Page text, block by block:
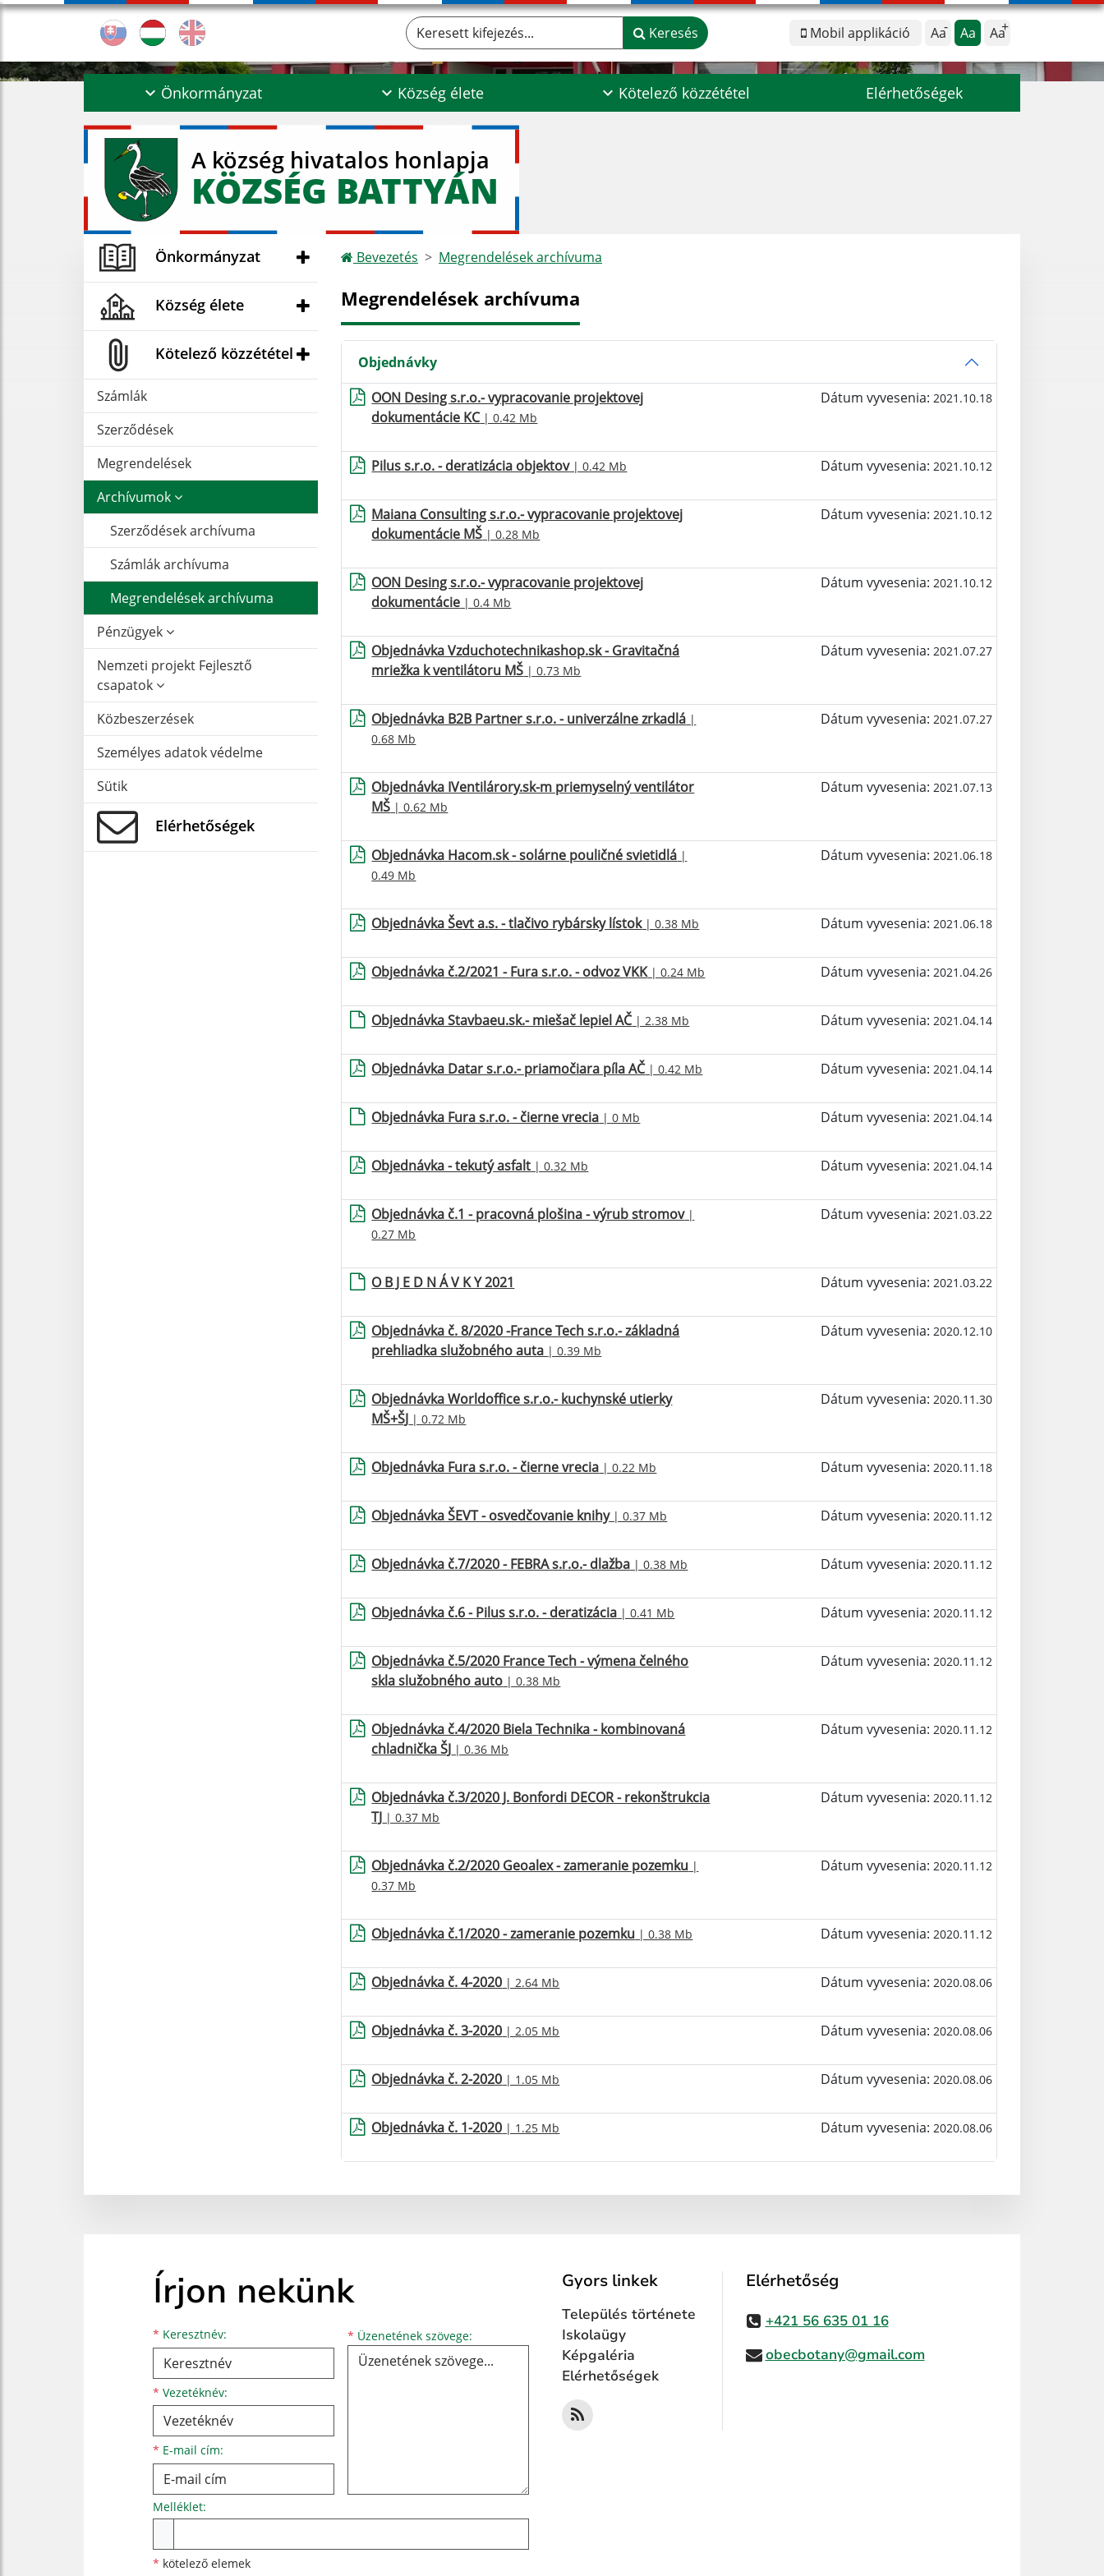
Mobil applikáció Aa Aa Aa
Keresett kifejezés... Keresés
Önkormányzat Község élete Kötelező közzététel Elérhetőségek
A község hivatalos honlapja
KÖZSÉG BATTYÁN
Önkormányzat
Község élete
Kötelező közzététel
Számlák
Szerződések
Megrendelések
Archívumok
Szerződések archívuma
Számlák archívuma
Megrendelések archívuma
Pénzügyek
Nemzeti projekt Fejlesztő
csapatok
Közbeszerzések
Személyes adatok védelme
Sütik
Elérhetőségek
Bevezetés Megrendelések archívuma
Megrendelések archívuma
Objednávky
OON Desing s.r.o.- vypracovanie projektovej
dokumentácie KC| 0.42 Mb
Dátum vyvesenia: 2021.10.18
Pilus s.r.o. - deratizácia objektov| 0.42 Mb Dátum vyvesenia: 2021.10.12
Maiana Consulting s.r.o.- vypracovanie projektovej
dokumentácie MŠ | 0.28 Mb
Dátum vyvesenia: 2021.10.12
OON Desing s.r.o.- vypracovanie projektovej
dokumentácie | 0.4 Mb
Dátum vyvesenia: 2021.10.12
Objednávka Vzduchotechnikashop.sk - Gravitačná
mriežka k ventilátoru MŠ | 0.73 Mb
Dátum vyvesenia: 2021.07.27
Objednávka B2B Partner s.r.o. - univerzálne zrkadlá |
0.68 Mb
Dátum vyvesenia: 2021.07.27
Objednávka IVentilárory.sk-m priemyselný ventilátor
MŠ | 0.62 Mb
Dátum vyvesenia: 2021.07.13
Objednávka Hacom.sk - solárne pouličné svietidlá |
0.49 Mb
Dátum vyvesenia: 2021.06.18
Objednávka Ševt a.s. - tlačivo rybársky lístok| 0.38 Mb Dátum vyvesenia: 2021.06.18
Objednávka č.2/2021 - Fura s.r.o. - odvoz VKK| 0.24 Mb Dátum vyvesenia: 2021.04.26
Objednávka Stavbaeu.sk.- miešač lepiel AČ| 2.38 Mb Dátum vyvesenia: 2021.04.14
Objednávka Datar s.r.o.- priamočiara píla AČ| 0.42 Mb Dátum vyvesenia: 2021.04.14
Objednávka Fura s.r.o. - čierne vrecia | 0 Mb Dátum vyvesenia: 2021.04.14
Objednávka - tekutý asfalt | 0.32 Mb Dátum vyvesenia: 2021.04.14
Objednávka č.1 - pracovná plošina - výrub stromov|
0.27 Mb
Dátum vyvesenia: 2021.03.22
O B J E D N Á V K Y 2021 Dátum vyvesenia: 2021.03.22
Objednávka č. 8/2020 -France Tech s.r.o.- základná
prehliadka služobného auta | 0.39 Mb
Dátum vyvesenia: 2020.12.10
Objednávka Worldoffice s.r.o.- kuchynské utierky
MŠ+ŠJ | 0.72 Mb
Dátum vyvesenia: 2020.11.30
Objednávka Fura s.r.o. - čierne vrecia | 0.22 Mb Dátum vyvesenia: 2020.11.18
Objednávka ŠEVT - osvedčovanie knihy| 0.37 Mb Dátum vyvesenia: 2020.11.12
Objednávka č.7/2020 - FEBRA s.r.o.- dlažba | 0.38 Mb Dátum vyvesenia: 2020.11.12
Objednávka č.6 - Pilus s.r.o. - deratizácia | 0.41 Mb Dátum vyvesenia: 2020.11.12
Objednávka č.5/2020 France Tech - výmena čelného
skla služobného auto | 0.38 Mb
Dátum vyvesenia: 2020.11.12
Objednávka č.4/2020 Biela Technika - kombinovaná
chladnička ŠJ | 0.36 Mb
Dátum vyvesenia: 2020.11.12
Objednávka č.3/2020 J. Bonfordi DECOR - rekonštrukcia
TJ | 0.37 Mb
Dátum vyvesenia: 2020.11.12
Objednávka č.2/2020 Geoalex - zameranie pozemku |
0.37 Mb
Dátum vyvesenia: 2020.11.12
Objednávka č.1/2020 - zameranie pozemku | 0.38 Mb Dátum vyvesenia: 2020.11.12
Objednávka č. 4-2020 | 2.64 Mb Dátum vyvesenia: 2020.08.06
Objednávka č. 3-2020 | 2.05 Mb Dátum vyvesenia: 2020.08.06
Objednávka č. 2-2020 | 1.05 Mb Dátum vyvesenia: 2020.08.06
Objednávka č. 1-2020 | 1.25 Mb Dátum vyvesenia: 2020.08.06
Írjon nekünk
* Keresztnév:
Keresztnév
* Vezetéknév:
Vezetéknév
* E-mail cím:
E-mail cím * Üzenetének szövege: Üzenetének szövege...
Melléklet:
* kötelező elemek
Gyors linkek
Település története
Iskolaügy
Képgaléria
Elérhetőségek
Elérhetőség
+421 56 635 01 16
obecbotany@gmail.com